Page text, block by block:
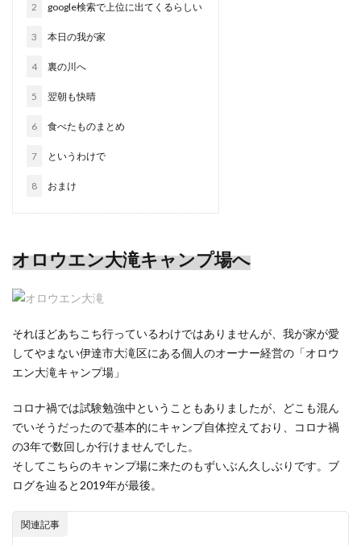
2 google検索で上位に出てくるらしい
3 本日の我が家
4 裏の川へ
5 翌朝も快晴
6 食べたものまとめ
7 というわけで
8 おまけ
オロウエン大滝キャンプ場へ
それほどあちこち行っているわけではありませんが、我が家が愛
してやまない伊達市大滝区にある個人のオーナー経営の「オロウ
エン大滝キャンプ場」
コロナ禍では試験勉強中ということもありましたが、どこも混ん
でいそうだったので基本的にキャンプ自体控えており、コロナ禍
の3年で数回しか行けませんでした。
そしてこちらのキャンプ場に来たのもずいぶん久しぶりです。ブ
ログを辿ると2019年が最後。
関連記事